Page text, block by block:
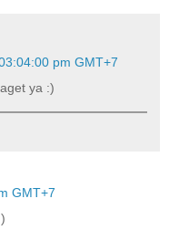
pm GMT+7
ya :)
GMT+7